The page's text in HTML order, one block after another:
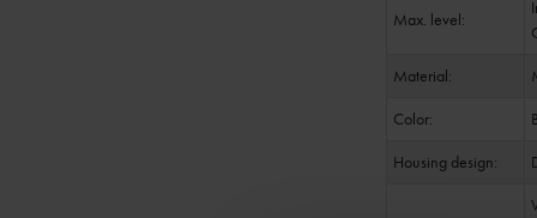
Max. level:
Material:
Color:
Housing design: